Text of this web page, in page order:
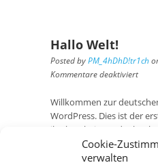
Cookie-
verwalten
Hallo Welt!
Posted byPM_4hDhD!tr1ch
Kommentare deaktiviert
Willkommen zur
WordPress. Dies ist der
ihn bearbeiten oder
vermeiden, geh doch
Pluginbereich und